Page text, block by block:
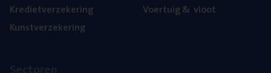
Kre­diet­ver­ze­ke­ring
Kunst­ver­ze­ke­ring
Voer­tuig& vloot